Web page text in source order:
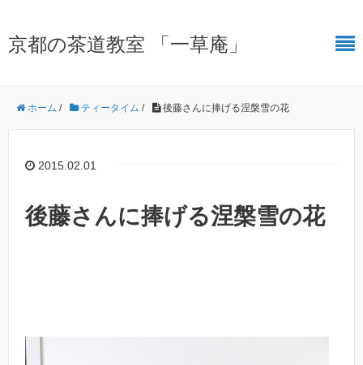
京都の茶道教室 「一草庵」
ホーム / ティータイム / 後藤さんに捧げる涅槃雪の花
2015.02.01
後藤さんに捧げる涅槃雪の花